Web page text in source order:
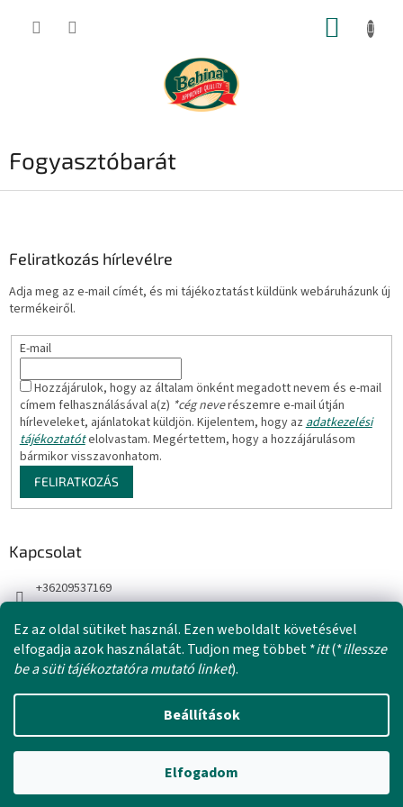
Ez az oldal sütiket használ. Ezen weboldalt követésével
elfogadja azok használatát. Tudjon meg többet *itt(*illessze
be a süti tájékoztatóra mutató linket).
Beállítások
Elfogadom
KOSÁR
Fogyasztóbarát
Feliratkozás hírlevélre
Adja meg az e-mail címét, és mi tájékoztatást küldünk webáruházunk új
termékeiről.
E-mail
Hozzájárulok, hogy az általam önként megadott nevem és e-mail
címem felhasználásával a(z) *cég neverészemre e-mail útján
hírleveleket, ajánlatokat küldjön. Kijelentem, hogy azadatkezelési
tájékoztatótelolvastam. Megértettem, hogy a hozzájárulásom
bármikor visszavonhatom.
FELIRATKOZÁS
Kapcsolat
+36209537169
Shoptet készítette
Behina. Minden jog fenntartva.